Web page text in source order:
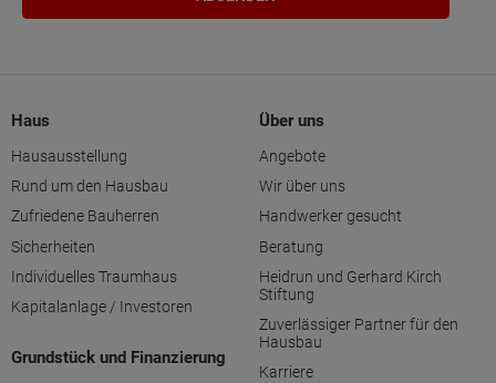
Haus
Hausausstellung
Rund um den Hausbau
Zufriedene Bauherren
Sicherheiten
Individuelles Traumhaus
Kapitalanlage / Investoren
Grundstück und Finanzierung
Über uns
Angebote
Wir über uns
Handwerker gesucht
Beratung
Heidrun und Gerhard Kirch
Stiftung
Zuverlässiger Partner für den
Hausbau
Karriere